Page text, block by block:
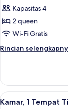
akses
untuk
Kamar,
2
Tempat
Tidur
Kapasitas 4
2 queen
Wi-Fi Gratis
Rincian
Rincian
Kamar,
Tempat
Lihat
8
Kamar, 1 Tempat